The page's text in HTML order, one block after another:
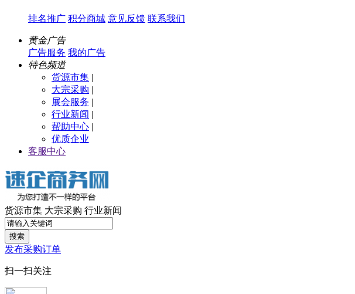
排名推广 积分商城 意见反馈 联系我们
黄金广告
广告服务 我的广告
特色频道
货源市集 |
大宗采购 |
展会服务 |
行业新闻 |
帮助中心 |
优质企业
客服中心
货源市集 大宗采购 行业新闻
搜索
发布采购订单
扫一扫关注